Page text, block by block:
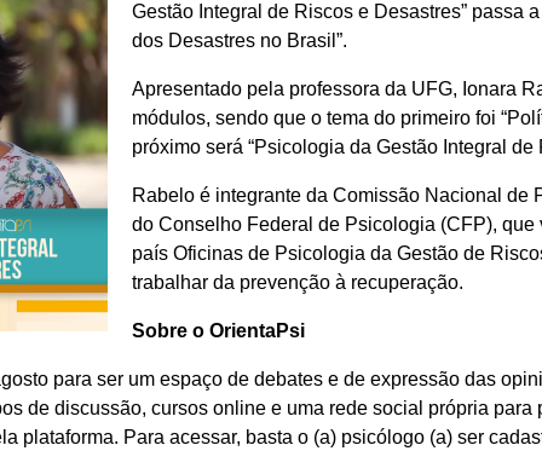
Gestão Integral de Riscos e Desastres” passa
dos Desastres no Brasil”.
Apresentado pela professora da UFG, Ionara
módulos, sendo que o tema do primeiro foi
próximo será “Psicologia da Gestão Integral de
Rabelo é integrante da Comissão Nacional de
do Conselho Federal de Psicologia (CFP),
país Oficinas de Psicologia da Gestão de
trabalhar da prevenção à recuperação.
Sobre o OrientaPsi
para ser um espaço de debates e de expressão das
de discussão, cursos online e uma rede social própria
plataforma. Para acessar, basta o (a) psicólogo (a) ser